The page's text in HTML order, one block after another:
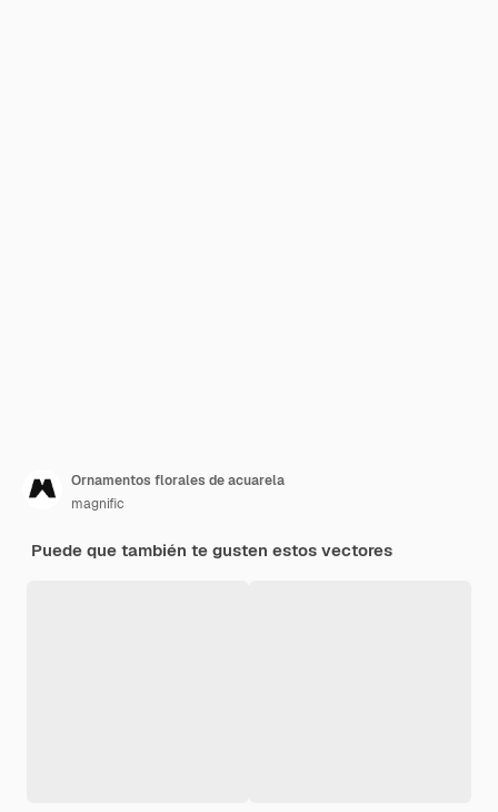
Ornamentos florales de acuarela
magnific
Puede que también te gusten estos vectores